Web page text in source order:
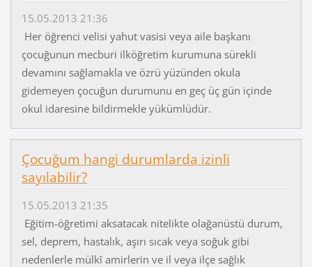
15.05.2013 21:36
Her öğrenci velisi yahut vasisi veya aile başkanı
çocuğunun mecburi ilköğretim kurumuna sürekli
devamını sağlamakla ve özrü yüzünden okula
gidemeyen çocuğun durumunu en geç üç gün içinde
okul idaresine bildirmekle yükümlüdür.
Çocuğum hangi durumlarda izinli
sayılabilir?
15.05.2013 21:35
Eğitim-öğretimi aksatacak nitelikte olağanüstü durum,
sel, deprem, hastalık, aşırı sıcak veya soğuk gibi
nedenlerle mülkî amirlerin ve il veya ilçe sağlık